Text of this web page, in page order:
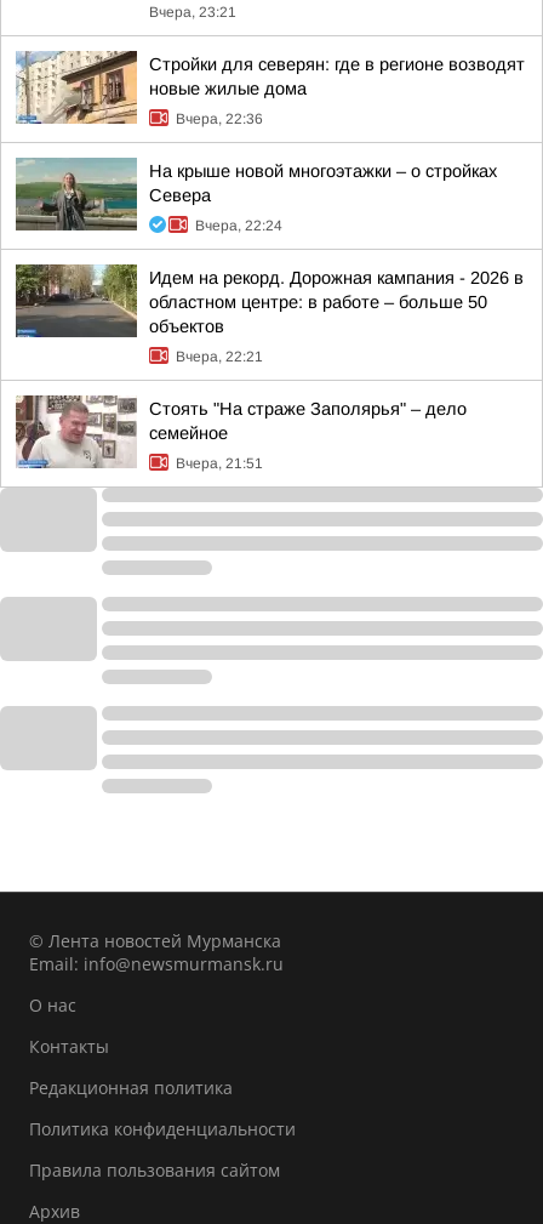
Вчера, 23:21
Стройки для северян: где в регионе возводят
новые жилые дома
Вчера, 22:36
На крыше новой многоэтажки – о стройках
Севера
Вчера, 22:24
Идем на рекорд. Дорожная кампания - 2026 в
областном центре: в работе – больше 50
объектов
Вчера, 22:21
Стоять "На страже Заполярья" – дело
семейное
Вчера, 21:51
© Лента новостей Мурманска
Email: info@newsmurmansk.ru
О нас
Контакты
Редакционная политика
Политика конфиденциальности
Правила пользования сайтом
Архив